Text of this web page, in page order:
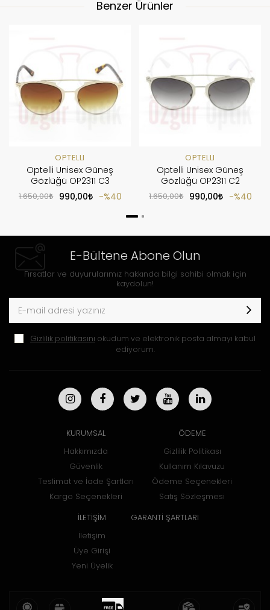
Benzer Ürünler
OPTELLI
Optelli Unisex Güneş
Gözlüğü OP2311 C3
1.650,00 990,00 %40
OPTELLI
Optelli Unisex Güneş
Gözlüğü OP2311 C2
1.650,00 990,00 %40
E-Bültene Abone Olun
Fırsatlar ve duyurularımız hakkında bilgi sahibi olmak için
kaydolun!
Gizlilik politikasını okudum ve elektronik posta almayı kabul
ediyorum.
KURUMSAL
Hakkımızda
Güvenlik
Teslimat ve İade Şartları
Kargo Seçenekleri
ÖDEME
Gizlilik Politikası
Kullanım Kılavuzu
Ödeme Seçenekleri
Satış Sözleşmesi
İLETİŞİM
İletişim
Üye Girişi
Yeni Üyelik
GARANTİ ŞARTLARI